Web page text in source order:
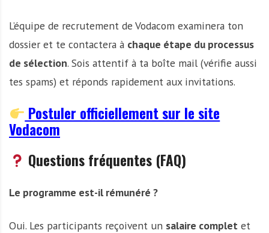
L’équipe de recrutement de Vodacom examinera ton
dossier et te contactera à chaque étape du processus
de sélection. Sois attentif à ta boîte mail (vérifie aussi
tes spams) et réponds rapidement aux invitations.
Postuler officiellement sur le site
Vodacom
Questions fréquentes (FAQ)
Le programme est-il rémunéré ?
Oui. Les participants reçoivent un salaire complet et